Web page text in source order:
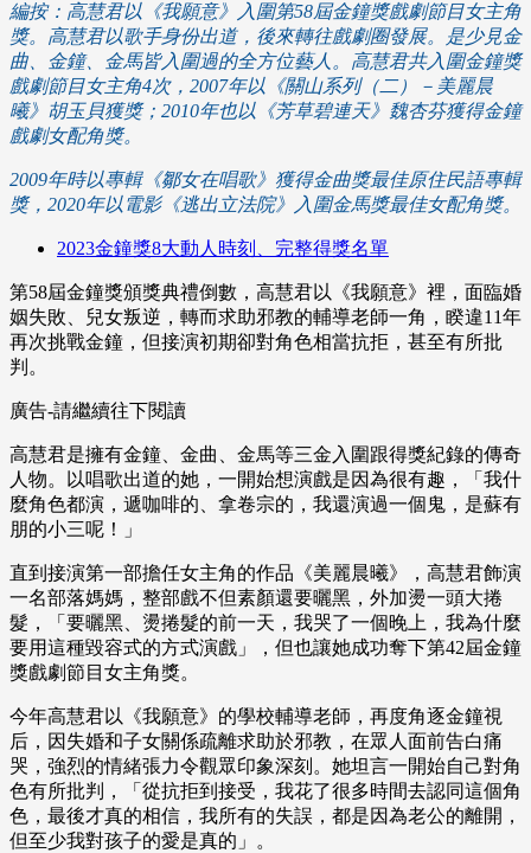
編按：高慧君以《我願意》入圍第58屆金鐘獎戲劇節目女主角
獎。 高慧君以歌手身份出道，後來轉往戲劇圈發展。是少見金
曲、金鐘、金馬皆入圍過的全方位藝人。高慧君共入圍金鐘獎
戲劇節目女主角4次，2007年以《關山系列（二）－美麗晨
曦》胡玉貝獲獎；2010年也以《芳草碧連天》魏杏芬獲得金鐘
戲劇女配角獎。
2009年時以專輯《鄒女在唱歌》獲得金曲獎最佳原住民語專輯
獎，2020年以電影《逃出立法院》入圍金馬獎最佳女配角獎。
2023金鐘獎8大動人時刻、完整得獎名單
第58屆金鐘獎頒獎典禮倒數，高慧君以《我願意》裡，面臨婚
姻失敗、兒女叛逆，轉而求助邪教的輔導老師一角，睽違11年
再次挑戰金鐘，但接演初期卻對角色相當抗拒，甚至有所批
判。
廣告-請繼續往下閱讀
高慧君是擁有金鐘、金曲、金馬等三金入圍跟得獎紀錄的傳奇
人物。以唱歌出道的她，一開始想演戲是因為很有趣，「我什
麼角色都演，遞咖啡的、拿卷宗的，我還演過一個鬼，是蘇有
朋的小三呢！」
直到接演第一部擔任女主角的作品《美麗晨曦》，高慧君飾演
一名部落媽媽，整部戲不但素顏還要曬黑，外加燙一頭大捲
髮，「要曬黑、燙捲髮的前一天，我哭了一個晚上，我為什麼
要用這種毀容式的方式演戲」，但也讓她成功奪下第42屆金鐘
獎戲劇節目女主角獎。
今年高慧君以《我願意》的學校輔導老師，再度角逐金鐘視
后，因失婚和子女關係疏離求助於邪教，在眾人面前告白痛
哭，強烈的情緒張力令觀眾印象深刻。她坦言一開始自己對角
色有所批判，「從抗拒到接受，我花了很多時間去認同這個角
色，最後才真的相信，我所有的失誤，都是因為老公的離開，
但至少我對孩子的愛是真的」。